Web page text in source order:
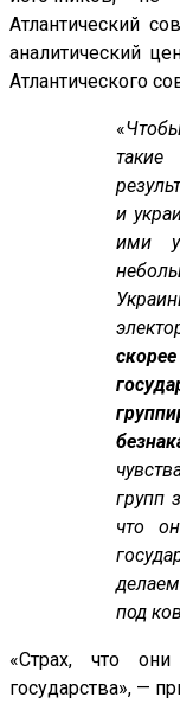
Атлантический
аналитический
Атлантического
«
такие
и
ими
групп
что
под
«Страх, что
государства», —